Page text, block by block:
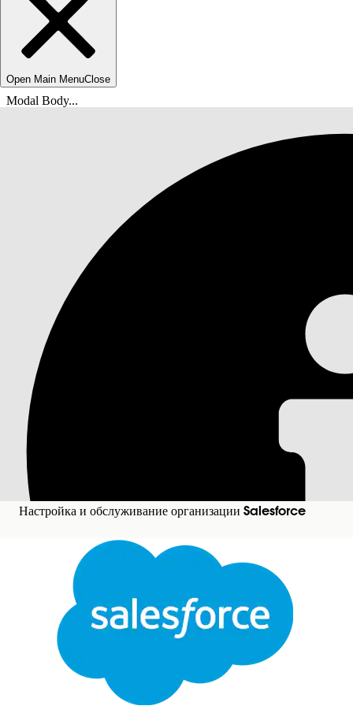
Open Main MenuClose
Modal Body...
Настройка и обслуживание организации Salesforce
Вы находитесь здесь:
Настройка и обслуживание организации Salesforce
Просмотр
Быстро определяйте природу и точное
управляйте записями. Несколько экземпляров
классифицируются. Пользователи с определенным
Доступно в версиях: Lightning Experience
Доступно в версиях:
Enterprise Edition
ПримечаниеДоступ к просмотру и экспорту фрагментов
определенное полномочие пользователя. Кроме того,
у пользователя нет настроенной MFA, ему нужно пройти
MFA, обратитесь к администратору Salesforce.
Предоставление доступа к фрагментам